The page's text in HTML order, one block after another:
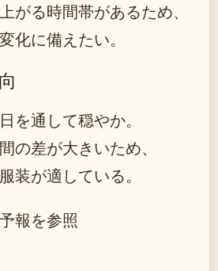
がる時間帯があるため、
化に備えたい。
を通して穏やか。
の差が大きいため、
装が適している。
報を参照